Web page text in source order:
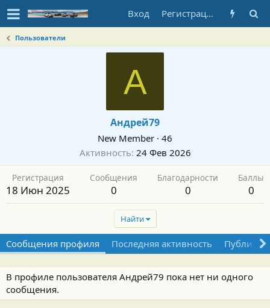
Вход Регистрация
Пользователи
А
Андрей79
New Member · 46
Активность 24 Фев 2026
Регистрация
18 Июн 2025
Сообщения
0
Благодарности
0
Баллы
0
Найти
Сообщения профиля Последняя активность
В профиле пользователя Андрей79 пока нет ни одного
сообщения.